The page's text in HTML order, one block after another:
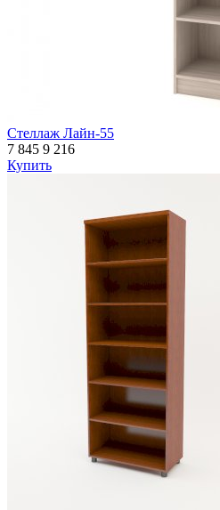
Стеллаж Лайн-55
7 845 9 216
Купить